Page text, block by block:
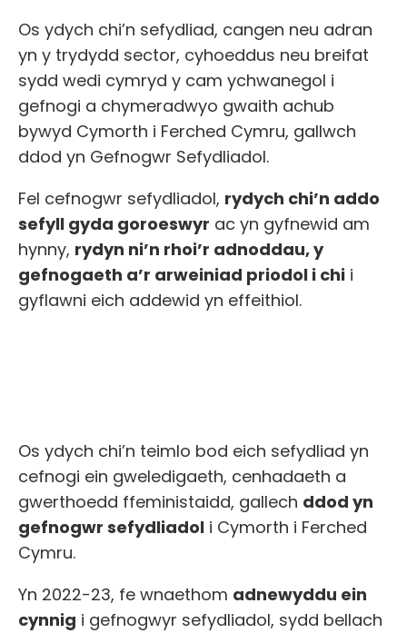
Os ydych chi’n sefydliad, cangen neu adran
yn y trydydd sector, cyhoeddus neu breifat
sydd wedi cymryd y cam ychwanegol i
gefnogi a chymeradwyo gwaith achub
bywyd Cymorth i Ferched Cymru, gallwch
ddod yn Gefnogwr Sefydliadol.
Fel cefnogwr sefydliadol, rydych chi’n addo
sefyll gyda goroeswyr ac yn gyfnewid am
hynny, rydyn ni’n rhoi’r adnoddau, y
gefnogaeth a’r arweiniad priodol i chi i
gyflawni eich addewid yn effeithiol.
Os ydych chi’n teimlo bod eich sefydliad yn
cefnogi ein gweledigaeth, cenhadaeth a
gwerthoedd ffeministaidd, gallech ddod yn
gefnogwr sefydliadol i Cymorth i Ferched
Cymru.
Yn 2022-23, fe wnaethom adnewyddu ein
cynnig i gefnogwyr sefydliadol, sydd bellach